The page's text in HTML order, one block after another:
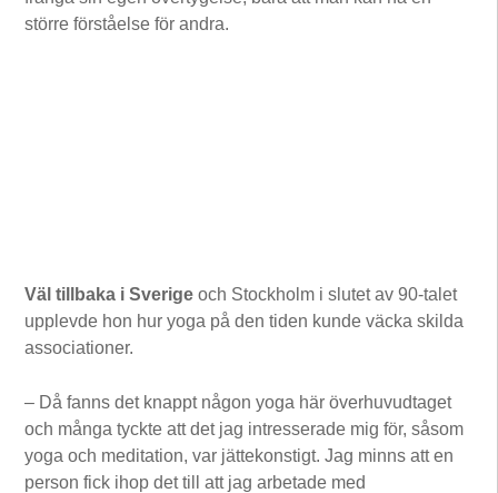
större förståelse för andra.
Väl tillbaka i Sverige och Stockholm i slutet av 90-talet
upplevde hon hur yoga på den tiden kunde väcka skilda
associationer.
– Då fanns det knappt någon yoga här överhuvudtaget
och många tyckte att det jag intresserade mig för, såsom
yoga och meditation, var jättekonstigt. Jag minns att en
person fick ihop det till att jag arbetade med